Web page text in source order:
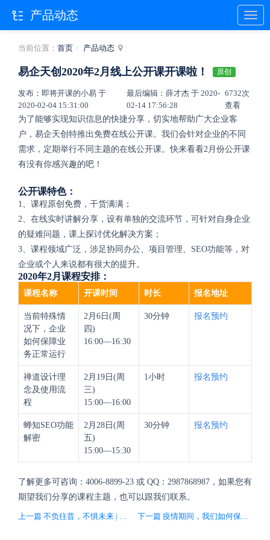
当前位置： 首页 产品动态
易企天创2020年2月线上公开课开课啦！ 原创
发布：即将开课的小易 于
2020-02-04 15:31:00
最后编辑：薛才杰 于 2020-
02-14 17:56:28
6732次
查看
为了能够实现知识信息的快捷分享，切实地帮助广大企业客
户，易企天创特推出免费在线公开课。我们会针对企业的不同
需求，定期举行不同主题的在线公开课。快来看看2月份公开课
有没有你感兴趣的吧！
公开课特色：
1、课程原创免费，干货满满；
2、在线实时讲解分享，设有单独的交流环节，可针对自身企业
的疑难问题，课上探讨优化解决方案；
3、课程领域广泛，涉足协同办公、项目管理、SEO功能等，对
企业或个人来说都有很大的提升。
2020年2月课程安排：
课程名称 开课时间 时长 报名地址
当前特殊情
况下，企业
如何保障业
务正常运行
2月6日(周
四)
16:00—16:30
30分钟 报名预约
禅道设计理
念及使用流
程
2月19日(周
三)
15:00—16:00
1小时 报名预约
蝉知SEO功能
解密
2月28日(周
五)
15:00—15:30
30分钟 报名预约
了解更多可咨询：4006-8899-23 或 QQ：2987868987，如果您有
期望我们分享的课程主题，也可以跟我们联系。
上一篇 不负往昔，不惧未来 | 禅道2019年度总结 下一篇 疫情期间，我们如何保证企业正常运营
产品动态